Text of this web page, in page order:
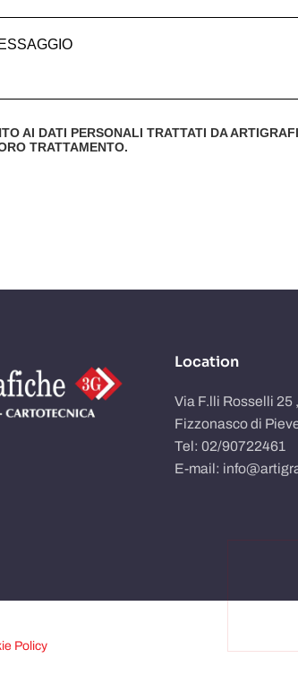
AI DATI PERSONALI TRATTATI DA
TRATTAMENTO.
Location
Via F.lli Rosselli 25
Fizzonasco di
Tel: 02/90722461
E-mail:
Policy